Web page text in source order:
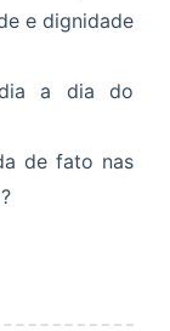
e dignidade
a dia do
de fato nas